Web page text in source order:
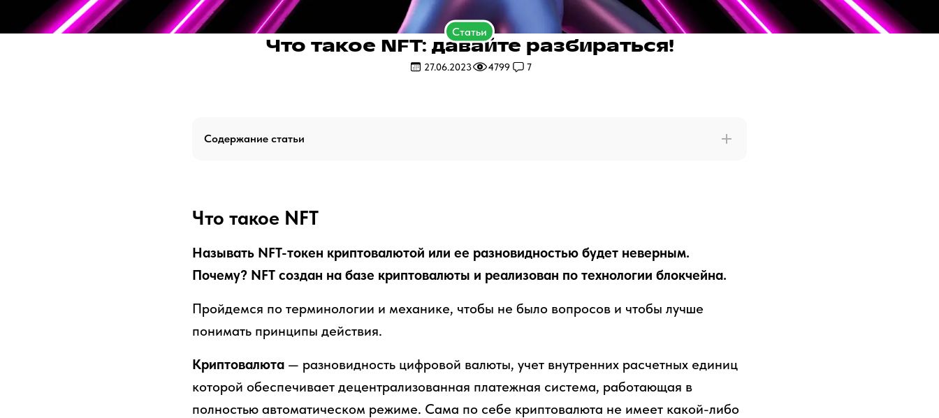
Статьи
Что такое NFT: давайте разбираться!
27.06.2023 4799 7
Содержание статьи
Что такое NFT
Называть NFT-токен криптовалютой или ее разновидностью будет неверным.
Почему? NFT создан на базе криптовалюты и реализован по технологии блокчейна.
Пройдемся по терминологии и механике, чтобы не было вопросов и чтобы лучше
понимать принципы действия.
Криптовалюта — разновидность цифровой валюты, учет внутренних расчетных единиц
которой обеспечивает децентрализованная платежная система, работающая в
полностью автоматическом режиме. Сама по себе криптовалюта не имеет какой-либо